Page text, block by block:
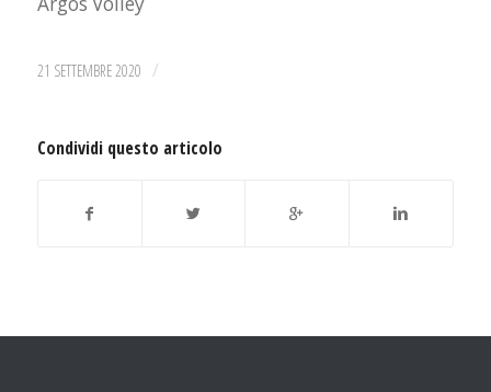
21 SETTEMBRE 2020 /
Condividi questo articolo